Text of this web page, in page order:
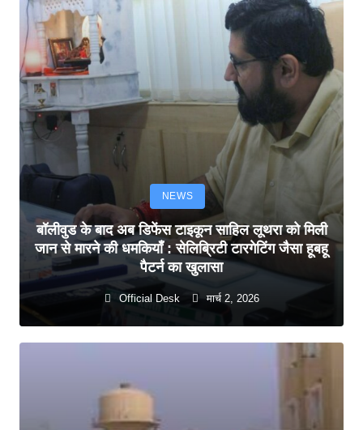
NEWS
बॉलीवुड के बाद अब डिफेंस टाइकून साहिल लूथरा को मिली
जान से मारने की धमकियाँ : सेलिब्रिटी टारगेटिंग जैसा हूबहू
पैटर्न का खुलासा
Official Desk मार्च 2, 2026